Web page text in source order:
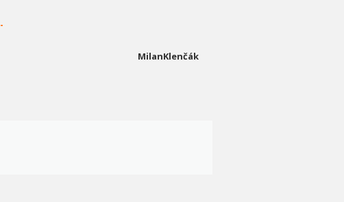
-
MilanKlenčák